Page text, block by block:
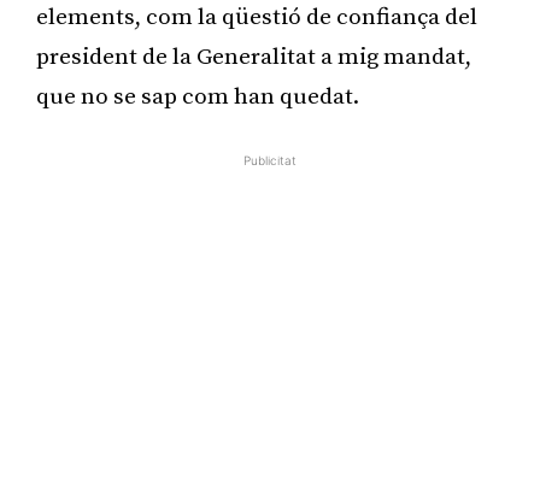
elements, com la qüestió de confiança del
president de la Generalitat a mig mandat,
que no se sap com han quedat.
Publicitat